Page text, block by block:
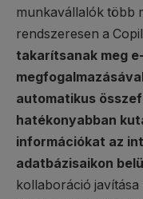
munkavállalók több
rendszeresen a
takarítsanak meg
automatikus
hatékonyabban
információkat az
adatbázisaikon
kollaboráció